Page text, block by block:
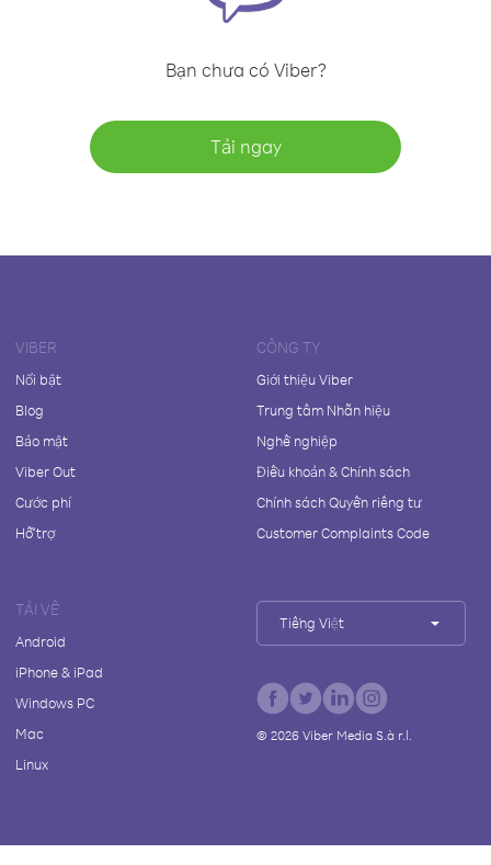
Bạn chưa có Viber?
Tải ngay
VIBER
Nổi bật
Blog
Bảo mật
Viber Out
Cước phí
Hỗ trợ
CÔNG TY
Giới thiệu Viber
Trung tâm Nhãn hiệu
Nghề nghiệp
Điều khoản & Chính sách
Chính sách Quyền riêng tư
Customer Complaints Code
TẢI VỀ
Android
iPhone & iPad
Windows PC
Mac
Linux
Tiếng Việt
© 2026Viber Media S.à r.l.